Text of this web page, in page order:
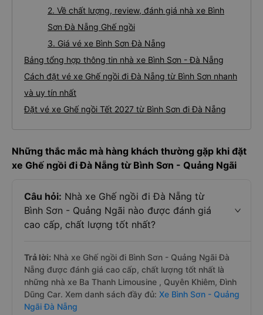
2. Về chất lượng, review, đánh giá nhà xe Bình
Sơn Đà Nẵng Ghế ngồi
3. Giá vé xe Bình Sơn Đà Nẵng
Bảng tổng hợp thông tin nhà xe Bình Sơn - Đà Nẵng
Cách đặt vé xe Ghế ngồi đi Đà Nẵng từ Bình Sơn nhanh
và uy tín nhất
Đặt vé xe Ghế ngồi Tết 2027 từ Bình Sơn đi Đà Nẵng
Những thắc mắc mà hàng khách thường gặp khi đặt
xe Ghế ngồi đi Đà Nẵng từ Bình Sơn - Quảng Ngãi
Câu hỏi: Nhà xe Ghế ngồi đi Đà Nẵng từ
Bình Sơn - Quảng Ngãi nào được đánh giá
cao cấp, chất lượng tốt nhất?
Trả lời: Nhà xe Ghế ngồi đi Bình Sơn - Quảng Ngãi Đà
Nẵng được đánh giá cao cấp, chất lượng tốt nhất là
những nhà xe Ba Thanh Limousine , Quyên Khiêm, Đình
Dũng Car. Xem danh sách đầy đủ: Xe Bình Sơn - Quảng
Ngãi Đà Nẵng